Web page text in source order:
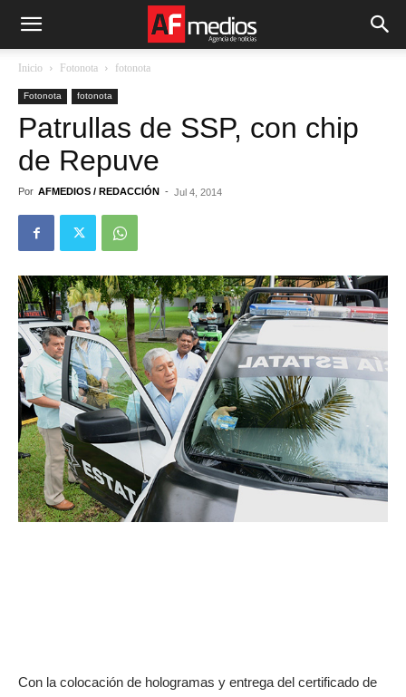
Inicio Fotonota fotonota
Fotonota fotonota
Patrullas de SSP, con chip
de Repuve
Por AFMEDIOS / REDACCIÓN - Jul 4, 2014
Con la colocación de hologramas y entrega del certificado de